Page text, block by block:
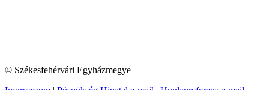
© Székesfehérvári Egyházmegye